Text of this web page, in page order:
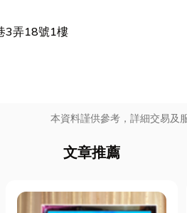
3弄18號1樓
本資料謹供參考，詳細交易及
文章推薦